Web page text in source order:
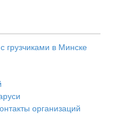
в Минске
организаций